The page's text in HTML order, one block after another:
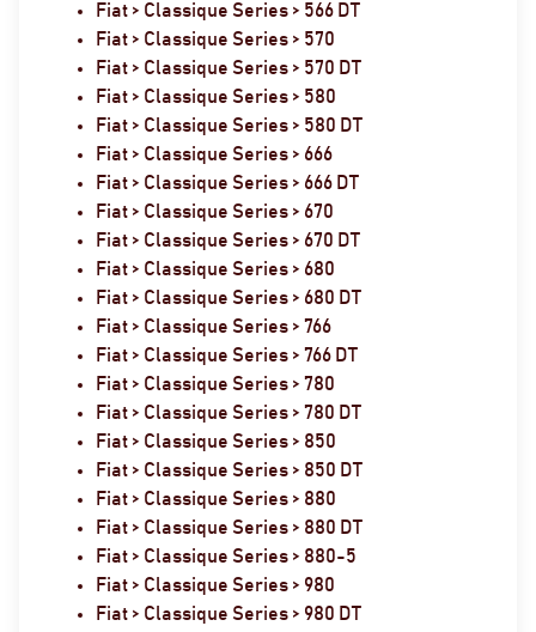
Fiat > Classique Series > 566 DT
Fiat > Classique Series > 570
Fiat > Classique Series > 570 DT
Fiat > Classique Series > 580
Fiat > Classique Series > 580 DT
Fiat > Classique Series > 666
Fiat > Classique Series > 666 DT
Fiat > Classique Series > 670
Fiat > Classique Series > 670 DT
Fiat > Classique Series > 680
Fiat > Classique Series > 680 DT
Fiat > Classique Series > 766
Fiat > Classique Series > 766 DT
Fiat > Classique Series > 780
Fiat > Classique Series > 780 DT
Fiat > Classique Series > 850
Fiat > Classique Series > 850 DT
Fiat > Classique Series > 880
Fiat > Classique Series > 880 DT
Fiat > Classique Series > 880-5
Fiat > Classique Series > 980
Fiat > Classique Series > 980 DT